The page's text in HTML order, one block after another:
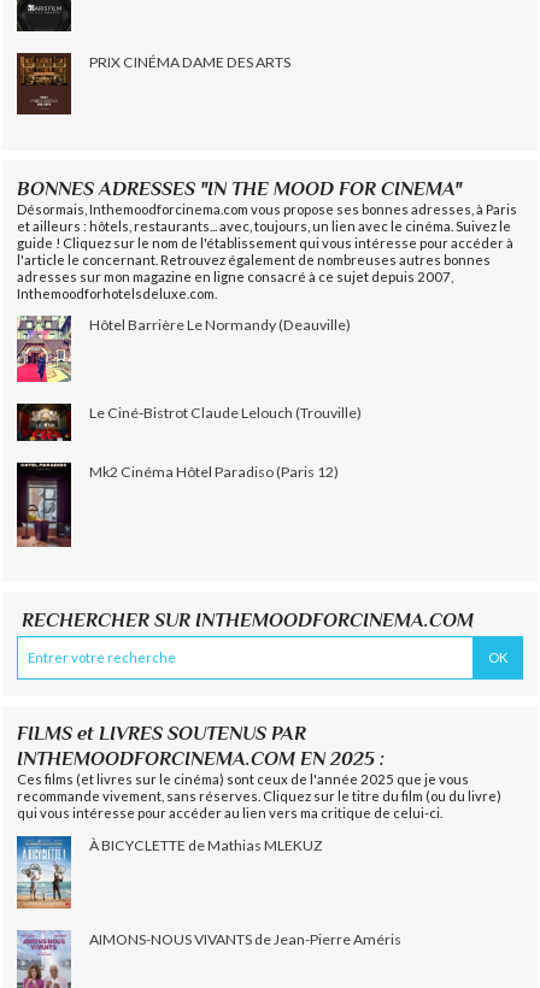
PRIX CINÉMA DAME DES ARTS
BONNES ADRESSES "IN THE MOOD FOR CINEMA"
Désormais, Inthemoodforcinema.com vous propose ses bonnes adresses, à Paris
et ailleurs : hôtels, restaurants... avec, toujours, un lien avec le cinéma. Suivez le
guide ! Cliquez sur le nom de l'établissement qui vous intéresse pour accéder à
l'article le concernant. Retrouvez également de nombreuses autres bonnes
adresses sur mon magazine en ligne consacré à ce sujet depuis 2007,
Inthemoodforhotelsdeluxe.com.
Hôtel Barrière Le Normandy (Deauville)
Le Ciné-Bistrot Claude Lelouch (Trouville)
Mk2 Cinéma Hôtel Paradiso (Paris 12)
RECHERCHER SUR INTHEMOODFORCINEMA.COM
FILMS et LIVRES SOUTENUS PAR
INTHEMOODFORCINEMA.COM EN 2025 :
Ces films (et livres sur le cinéma) sont ceux de l'année 2025 que je vous
recommande vivement, sans réserves. Cliquez sur le titre du film (ou du livre)
qui vous intéresse pour accéder au lien vers ma critique de celui-ci.
À BICYCLETTE de Mathias MLEKUZ
AIMONS-NOUS VIVANTS de Jean-Pierre Améris